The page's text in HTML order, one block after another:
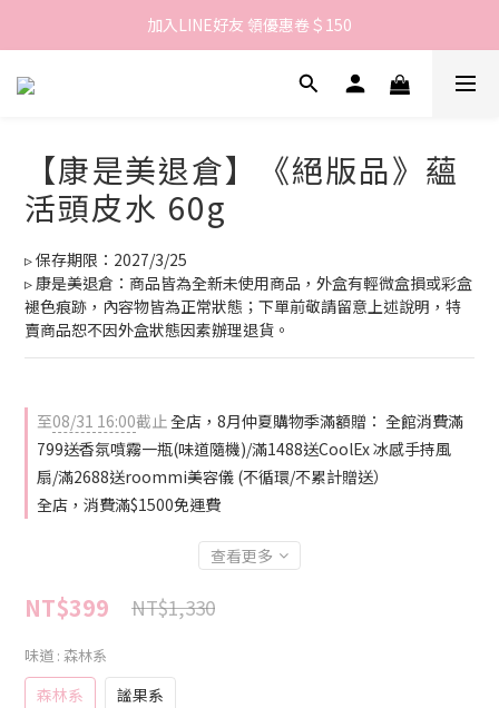
歡迎來到LAMBENCY 💓 註冊會員享＄100購物金！
加入LINE好友 領優惠卷＄150
歡迎來到LAMBENCY 💓 註冊會員享＄100購物金！
【康是美退倉】《絕版品》蘊
活頭皮水 60g
▹ 保存期限：2027/3/25
▹ 康是美退倉：商品皆為全新未使用商品，外盒有輕微盒損或彩盒
褪色痕跡，內容物皆為正常狀態；下單前敬請留意上述說明，特
賣商品恕不因外盒狀態因素辦理退貨。
至08/31 16:00截止全店，8月仲夏購物季滿額贈： 全館消費滿
799送香氛噴霧一瓶(味道隨機)/滿1488送CoolEx 冰感手持風
扇/滿2688送roommi美容儀 (不循環/不累計贈送）
全店，消費滿$1500免運費
查看更多
NT$399 NT$1,330
味道 : 森林系
森林系 謐果系